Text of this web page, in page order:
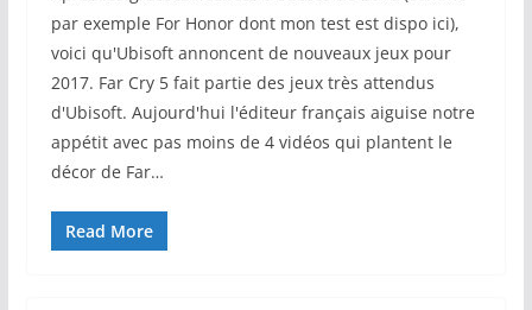
par exemple For Honor dont mon test est dispo ici),
voici qu'Ubisoft annoncent de nouveaux jeux pour
2017. Far Cry 5 fait partie des jeux très attendus
d'Ubisoft. Aujourd'hui l'éditeur français aiguise notre
appétit avec pas moins de 4 vidéos qui plantent le
décor de Far…
Read More